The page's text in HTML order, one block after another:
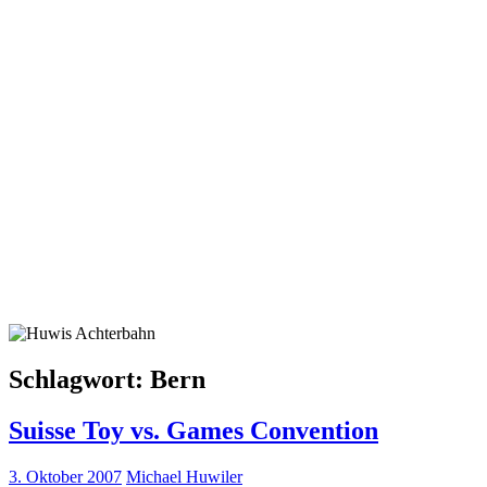
Schlagwort: Bern
Suisse Toy vs. Games Convention
3. Oktober 2007 Michael Huwiler